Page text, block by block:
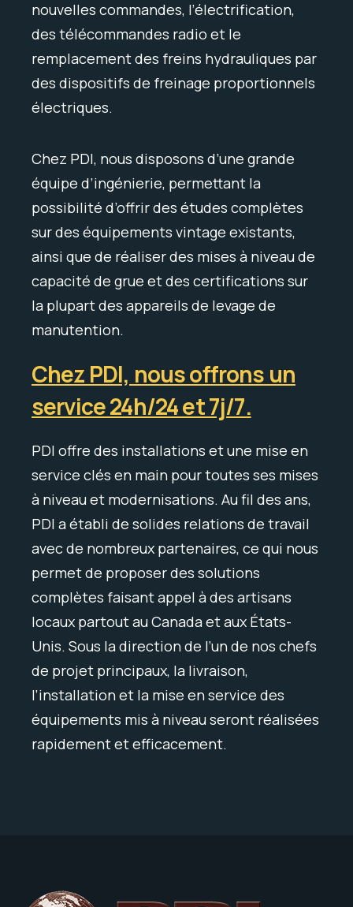
nouvelles commandes, l’électrification,
des télécommandes radio et le
remplacement des freins hydrauliques par
des dispositifs de freinage proportionnels
électriques.
Chez PDI, nous disposons d’une grande
équipe d’ingénierie, permettant la
possibilité d’offrir des études complètes
sur des équipements vintage existants,
ainsi que de réaliser des mises à niveau de
capacité de grue et des certifications sur
la plupart des appareils de levage de
manutention.
Chez PDI, nous offrons un
service 24h/24 et 7j/7.
PDI offre des installations et une mise en
service clés en main pour toutes ses mises
à niveau et modernisations. Au fil des ans,
PDI a établi de solides relations de travail
avec de nombreux partenaires, ce qui nous
permet de proposer des solutions
complètes faisant appel à des artisans
locaux partout au Canada et aux États-
Unis. Sous la direction de l’un de nos chefs
de projet principaux, la livraison,
l’installation et la mise en service des
équipements mis à niveau seront réalisées
rapidement et efficacement.